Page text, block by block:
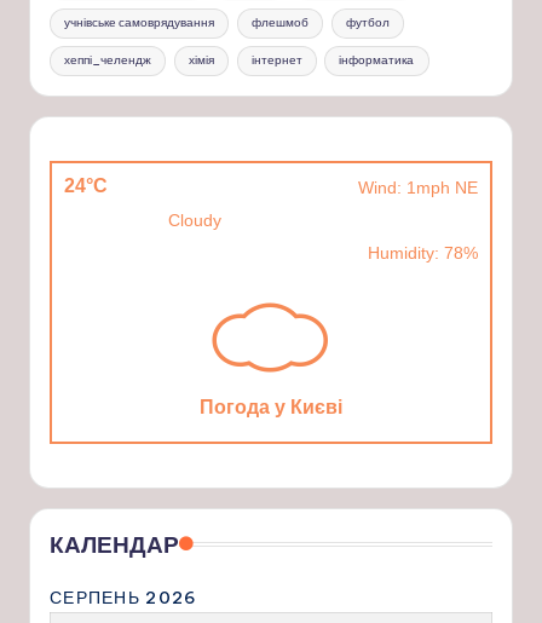
учнівське самоврядування флешмоб футбол
хеппі_челендж хімія інтернет інформатика
24°C
Wind: 1mph NE
Cloudy
Humidity: 78%
Погода у Києві
КАЛЕНДАР
СЕРПЕНЬ 2026